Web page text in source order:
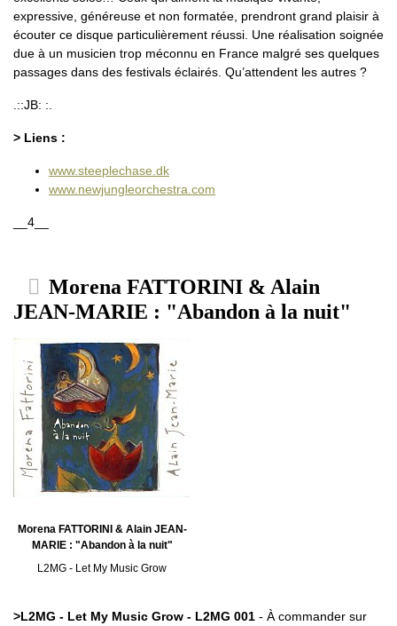
expressive, généreuse et non formatée, prendront grand plaisir à
écouter ce disque particulièrement réussi. Une réalisation soignée
due à un musicien trop méconnu en France malgré ses quelques
passages dans des festivals éclairés. Qu’attendent les autres ?
.::JB: :.
> Liens :
www.steeplechase.dk
www.newjungleorchestra.com
__4__
Morena FATTORINI & Alain
JEAN-MARIE : "Abandon à la nuit"
Morena FATTORINI & Alain JEAN-
MARIE : "Abandon à la nuit"
L2MG - Let My Music Grow
>L2MG - Let My Music Grow - L2MG 001 - À commander sur